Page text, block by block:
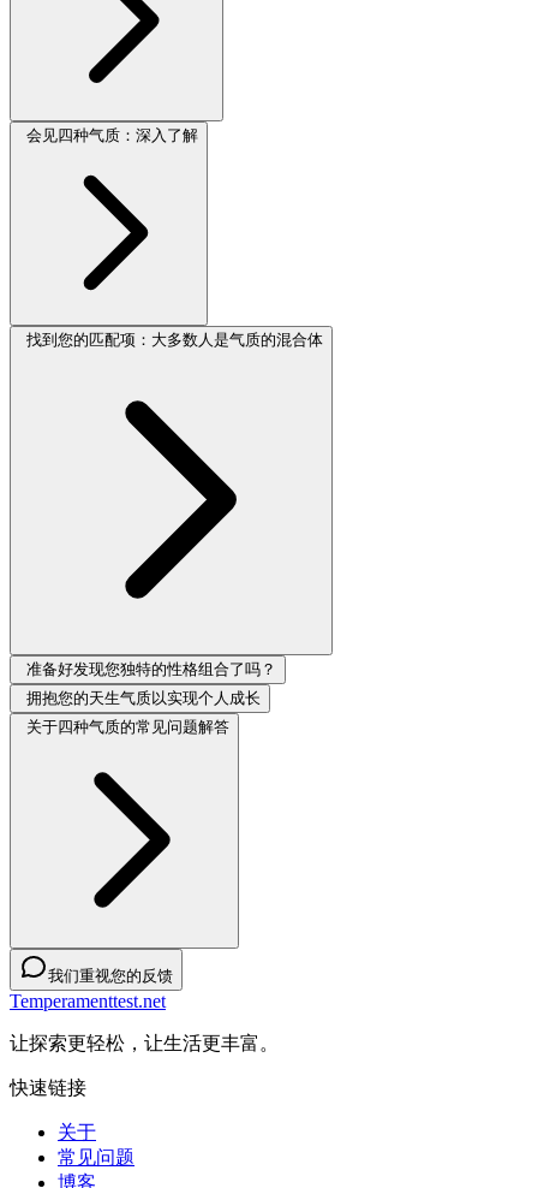
会见四种气质：深入了解
找到您的匹配项：大多数人是气质的混合体
准备好发现您独特的性格组合了吗？
拥抱您的天生气质以实现个人成长
关于四种气质的常见问题解答
我们重视您的反馈
Temperamenttest.net
让探索更轻松，让生活更丰富。
快速链接
关于
常见问题
博客